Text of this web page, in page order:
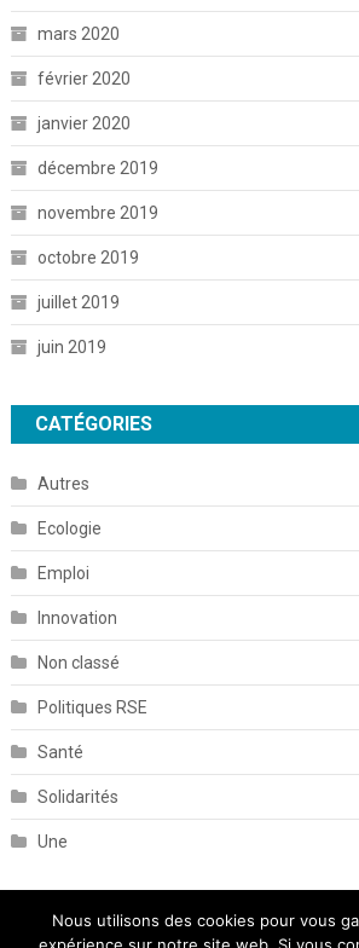
mars 2020
février 2020
janvier 2020
décembre 2019
novembre 2019
octobre 2019
juillet 2019
juin 2019
CATÉGORIES
Autres
Ecologie
Emploi
Innovation
Non classé
Politiques RSE
Santé
Solidarités
Une
Nous utilisons des cookies pour vous